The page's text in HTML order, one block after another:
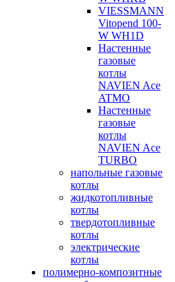
VIESSMANN
Vitopend 100-
W WH1D
Настенные
газовые
котлы
NAVIEN Ace
ATMO
Настенные
газовые
котлы
NAVIEN Ace
TURBO
напольные газовые
котлы
жидкотопливные
котлы
твердотопливные
котлы
электрические
котлы
полимерно-композитные